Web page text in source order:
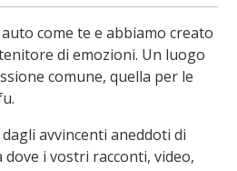
come te e abbiamo creato
di emozioni. Un luogo
comune, quella per le
avvincenti aneddoti di
i vostri racconti, video,